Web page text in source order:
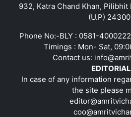
932, Katra Chand Khan, Pilibhit
(U.P)
Phone No:-BLY : 0581-
Timings : Mon- Sat,
Contact us:
EDITORIAL
In case of any information
the site please